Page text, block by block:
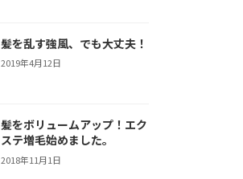
髪を乱す強風、でも大丈夫！
2019年4月12日
髪をボリュームアップ！エク
ステ増毛始めました。
2018年11月1日